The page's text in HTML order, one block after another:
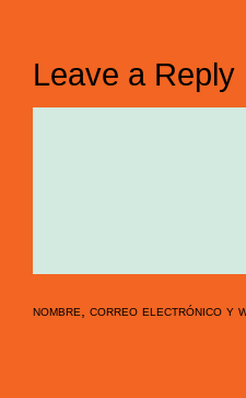
Leave a Reply
nombre, correo electrónico y